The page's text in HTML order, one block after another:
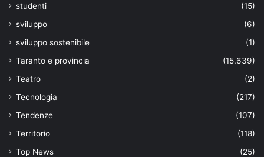
studenti
(15)
sviluppo
(6)
sviluppo sostenibile
(1)
Taranto e provincia
(15.639)
Teatro
(2)
Tecnologia
(217)
Tendenze
(107)
Territorio
(118)
Top News
(25)